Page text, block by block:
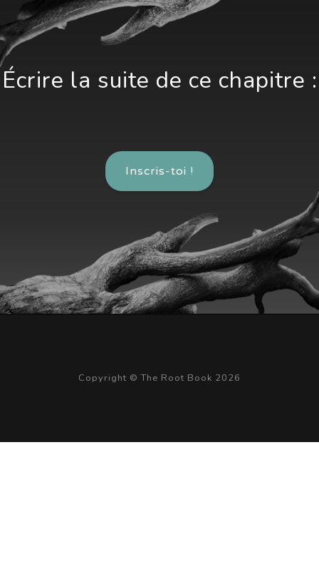
Écrire la suite de ce chapitre :
Inscris-toi !
Copyright © The Root Book 2026